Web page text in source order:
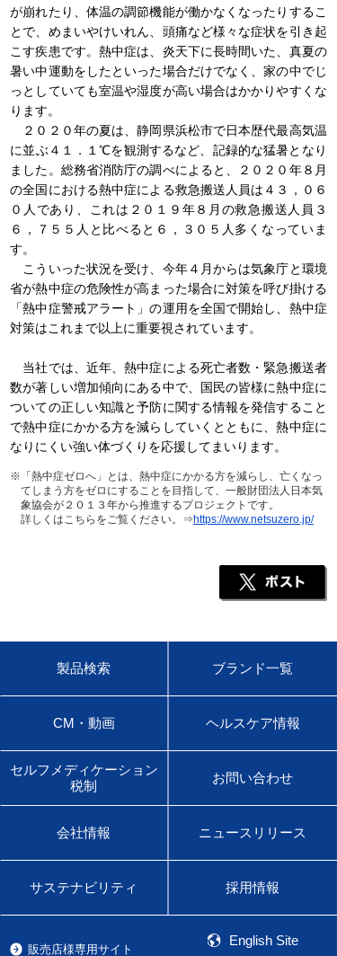
が崩れたり、体温の調節機能が働かなくなったりするこ
とで、めまいやけいれん、頭痛など様々な症状を引き起
こす疾患です。熱中症は、炎天下に長時間いた、真夏の
暑い中運動をしたといった場合だけでなく、家の中でじ
っとしていても室温や湿度が高い場合はかかりやすくな
ります。
２０２０年の夏は、静岡県浜松市で日本歴代最高気温
に並ぶ４１．１℃を観測するなど、記録的な猛暑となり
ました。総務省消防庁の調べによると、２０２０年８月
の全国における熱中症による救急搬送人員は４３，０６
０人であり、これは２０１９年８月の救急搬送人員３
６，７５５人と比べると６，３０５人多くなっていま
す。
こういった状況を受け、今年４月からは気象庁と環境
省が熱中症の危険性が高まった場合に対策を呼び掛ける
「熱中症警戒アラート」の運用を全国で開始し、熱中症
対策はこれまで以上に重要視されています。
当社では、近年、熱中症による死亡者数・緊急搬送者
数が著しい増加傾向にある中で、国民の皆様に熱中症に
ついての正しい知識と予防に関する情報を発信すること
で熱中症にかかる方を減らしていくとともに、熱中症に
なりにくい強い体づくりを応援してまいります。
※「熱中症ゼロへ」とは、熱中症にかかる方を減らし、亡くなっ
てしまう方をゼロにすることを目指して、一般財団法人日本気
象協会が２０１３年から推進するプロジェクトです。
詳しくはこちらをご覧ください。⇒https://www.netsuzero.jp/
製品検索 ブランド一覧
CM・動画 ヘルスケア情報
セルフメディケーション
税制
お問い合わせ
会社情報 ニュースリリース
サステナビリティ 採用情報
English Site
販売店様専用サイト